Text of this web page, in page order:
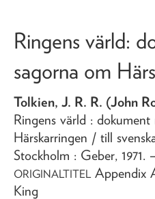
Ringens värld:
sagorna om
Tolkien, J. R. R. (John
Ringens värld : dokument
Härskarringen / till
Stockholm : Geber, 1971.
ORIGINALTITEL Appendix
King